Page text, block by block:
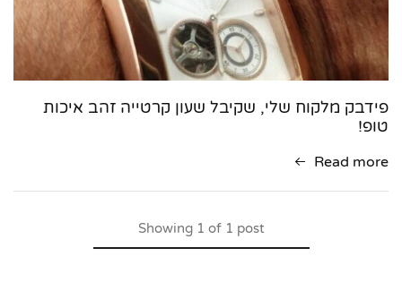
פידבק מלקוח שלי, שקיבל שעון קרטייה זהב איכות
טופ!
Read more
Showing1 of 1 post